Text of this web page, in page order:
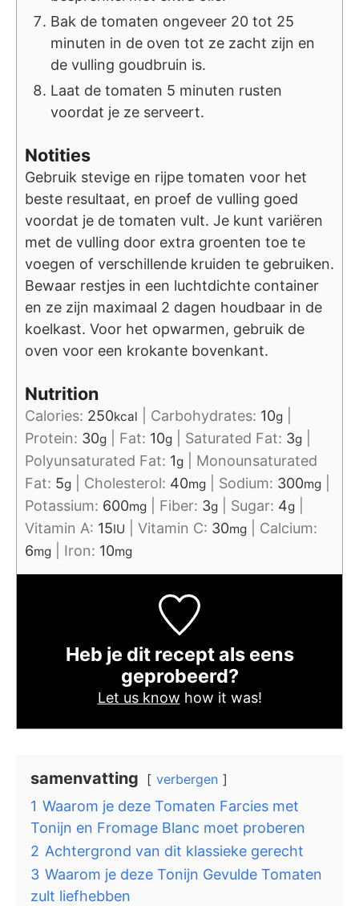
Bak de tomaten ongeveer 20 tot 25
minuten in de oven tot ze zacht zijn en
de vulling goudbruin is.
Laat de tomaten 5 minuten rusten
voordat je ze serveert.
Notities
Gebruik stevige en rijpe tomaten voor het
beste resultaat, en proef de vulling goed
voordat je de tomaten vult. Je kunt variëren
met de vulling door extra groenten toe te
voegen of verschillende kruiden te gebruiken.
Bewaar restjes in een luchtdichte container
en ze zijn maximaal 2 dagen houdbaar in de
koelkast. Voor het opwarmen, gebruik de
oven voor een krokante bovenkant.
Nutrition
Calories: 250kcal Carbohydrates: 10g
Protein: 30g Fat: 10g Saturated Fat: 3g
Polyunsaturated Fat: 1g
Monounsaturated
Fat: 5g Cholesterol: 40mg Sodium: 300mg
Potassium: 600mg Fiber: 3g Sugar: 4g
Vitamin A: 15IU Vitamin C: 30mg
Calcium:
6mg Iron: 10mg
Heb je dit recept als eens
geprobeerd?
Let us know how it was!
samenvatting verbergen
1 Waarom je deze Tomaten Farcies met
Tonijn en Fromage Blanc moet proberen
2 Achtergrond van dit klassieke gerecht
3 Waarom je deze Tonijn Gevulde Tomaten
zult liefhebben